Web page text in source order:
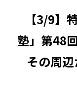
【3/9】
塾」第48
その周